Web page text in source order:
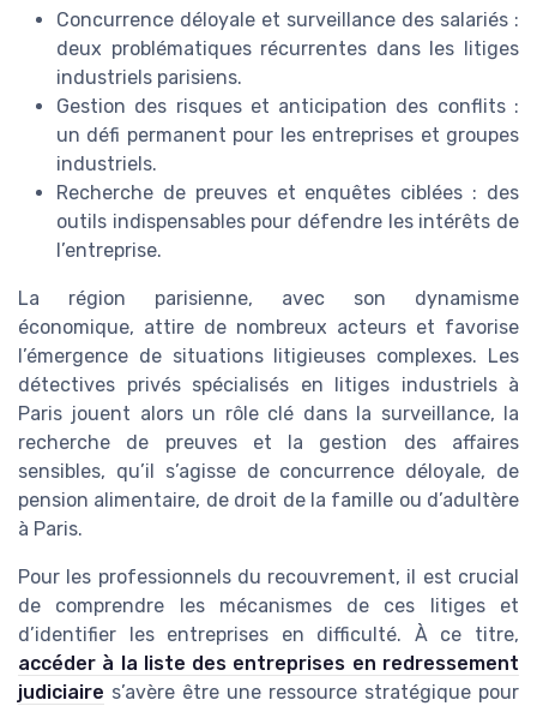
Concurrence déloyale et surveillance des salariés :
deux problématiques récurrentes dans les litiges
industriels parisiens.
Gestion des risques et anticipation des conflits :
un défi permanent pour les entreprises et groupes
industriels.
Recherche de preuves et enquêtes ciblées : des
outils indispensables pour défendre les intérêts de
l’entreprise.
La région parisienne, avec son dynamisme
économique, attire de nombreux acteurs et favorise
l’émergence de situations litigieuses complexes. Les
détectives privés spécialisés en litiges industriels à
Paris jouent alors un rôle clé dans la surveillance, la
recherche de preuves et la gestion des affaires
sensibles, qu’il s’agisse de concurrence déloyale, de
pension alimentaire, de droit de la famille ou d’adultère
à Paris.
Pour les professionnels du recouvrement, il est crucial
de comprendre les mécanismes de ces litiges et
d’identifier les entreprises en difficulté. À ce titre,
accéder à la liste des entreprises en redressement
judiciaire s’avère être une ressource stratégique pour